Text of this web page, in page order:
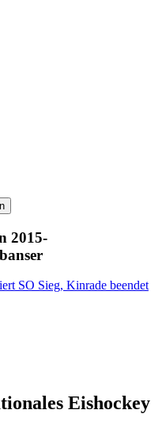
2015-
SO Sieg, Kinrade beendet
Eishockey